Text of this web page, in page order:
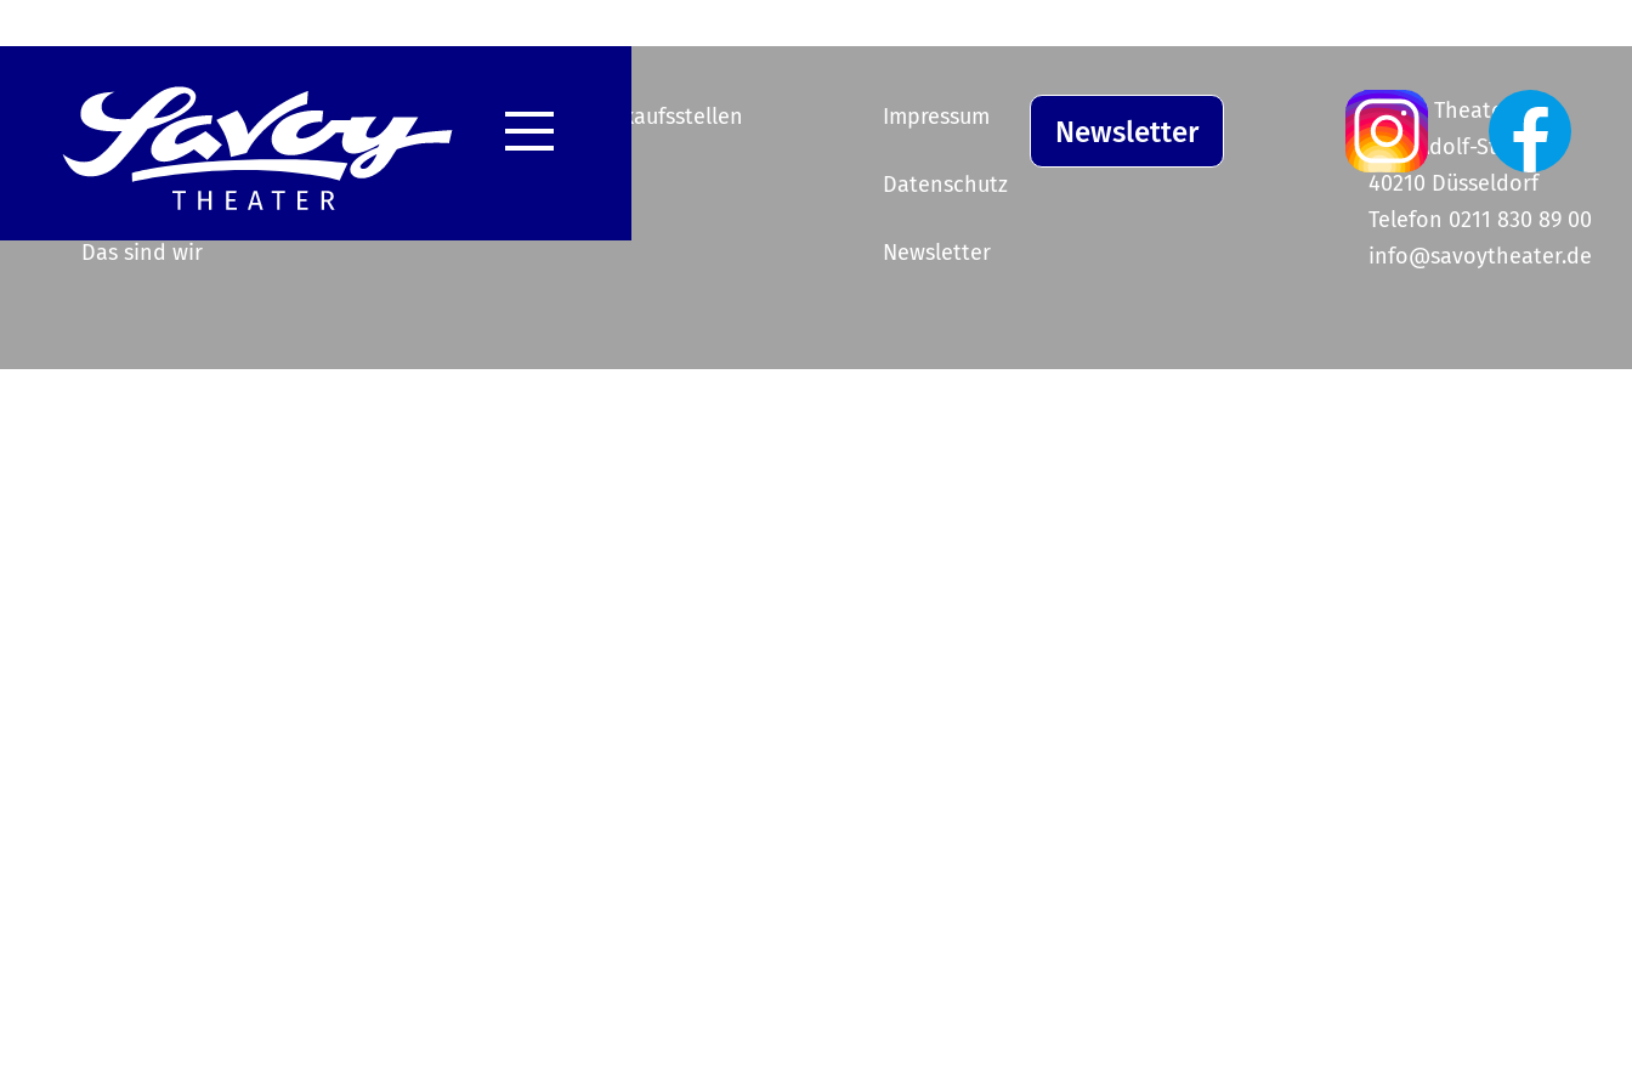
Newsletter
Highlights
Service & Information
Das sind wir
Unsere Vorverkaufsstellen Impressum
Datenschutz
Newsletter
Savoy Theater
Graf-Adolf-Straße 47
40210 Düsseldorf
Telefon 0211 830 89 00
info@savoytheater.de